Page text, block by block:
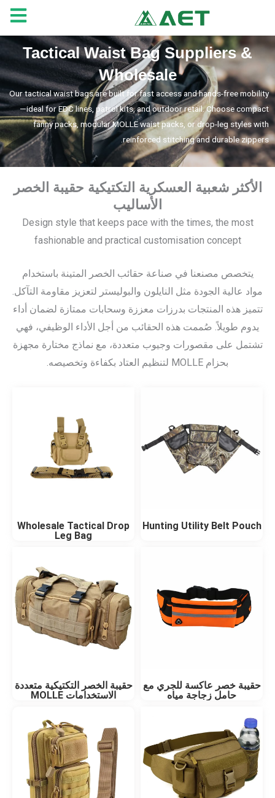
المحتوى
Tactical Waist Bag Suppliers &
Wholesale
Our tactical waist bags are built for fast access and hands-free mobility
—ideal for EDC lines, patrol kits, and outdoor retail. Choose compact
fanny packs, modular MOLLE waist packs, or drop-leg styles with
reinforced stitching and durable zippers.
الأكثر شعبية العسكرية التكتيكية حقيبة الخصر
الأساليب
Design style that keeps pace with the times, the most
fashionable and practical customisation concept
يتخصص مصنعنا في صناعة حقائب الخصر المتينة باستخدام
مواد عالية الجودة مثل النايلون والبوليستر لتعزيز مقاومة التآكل.
تتميز هذه المنتجات بدرزات معززة وسحابات ممتازة لضمان أداء
يدوم طويلاً. صُممت هذه الحقائب من أجل الأداء الوظيفي، فهي
تشتمل على مقصورات وجيوب متعددة، مع نماذج مختارة مجهزة
بحزام MOLLE لتنظيم العتاد بكفاءة وتخصيصه.
Hunting Utility Belt Pouch
Wholesale Tactical Drop
Leg Bag
حقيبة خصر عاكسة للجري مع
حامل زجاجة مياه
حقيبة الخصر التكتيكية متعددة
الاستخدامات MOLLE